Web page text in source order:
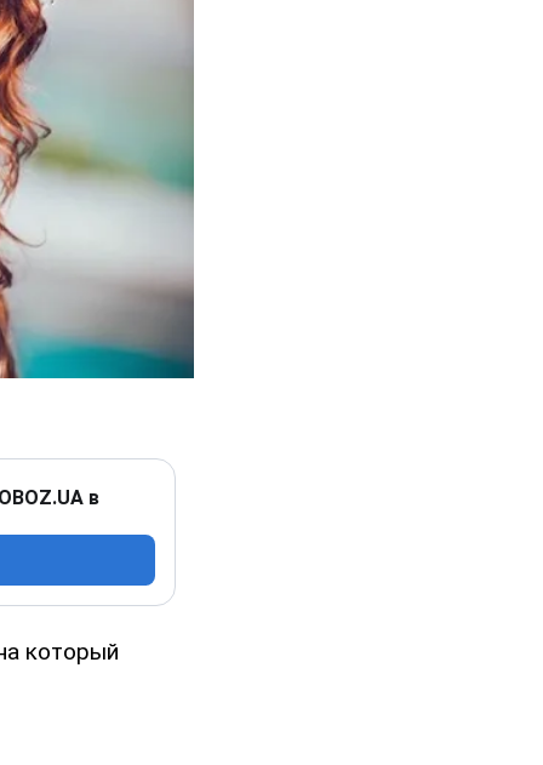
в
который